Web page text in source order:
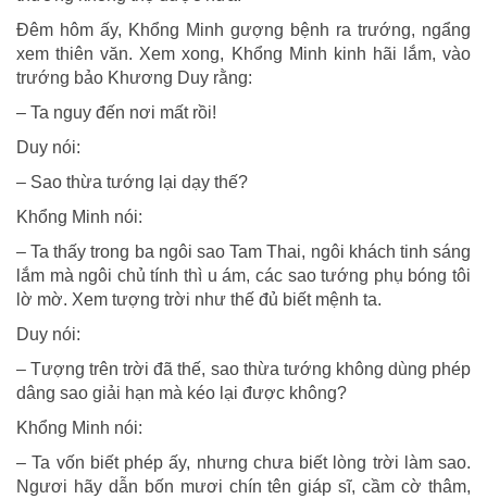
Đêm hôm ấy, Khổng Minh gượng bệnh ra trướng, ngẩng
xem thiên văn. Xem xong, Khổng Minh kinh hãi lắm, vào
trướng bảo Khương Duy rằng:
– Ta nguy đến nơi mất rồi!
Duy nói:
– Sao thừa tướng lại dạy thế?
Khổng Minh nói:
– Ta thấy trong ba ngôi sao Tam Thai, ngôi khách tinh sáng
lắm mà ngôi chủ tính thì u ám, các sao tướng phụ bóng tôi
lờ mờ. Xem tượng trời như thế đủ biết mệnh ta.
Duy nói:
– Tượng trên trời đã thế, sao thừa tướng không dùng phép
dâng sao giải hạn mà kéo lại được không?
Khổng Minh nói:
– Ta vốn biết phép ấy, nhưng chưa biết lòng trời làm sao.
Ngươi hãy dẫn bốn mươi chín tên giáp sĩ, cầm cờ thâm,